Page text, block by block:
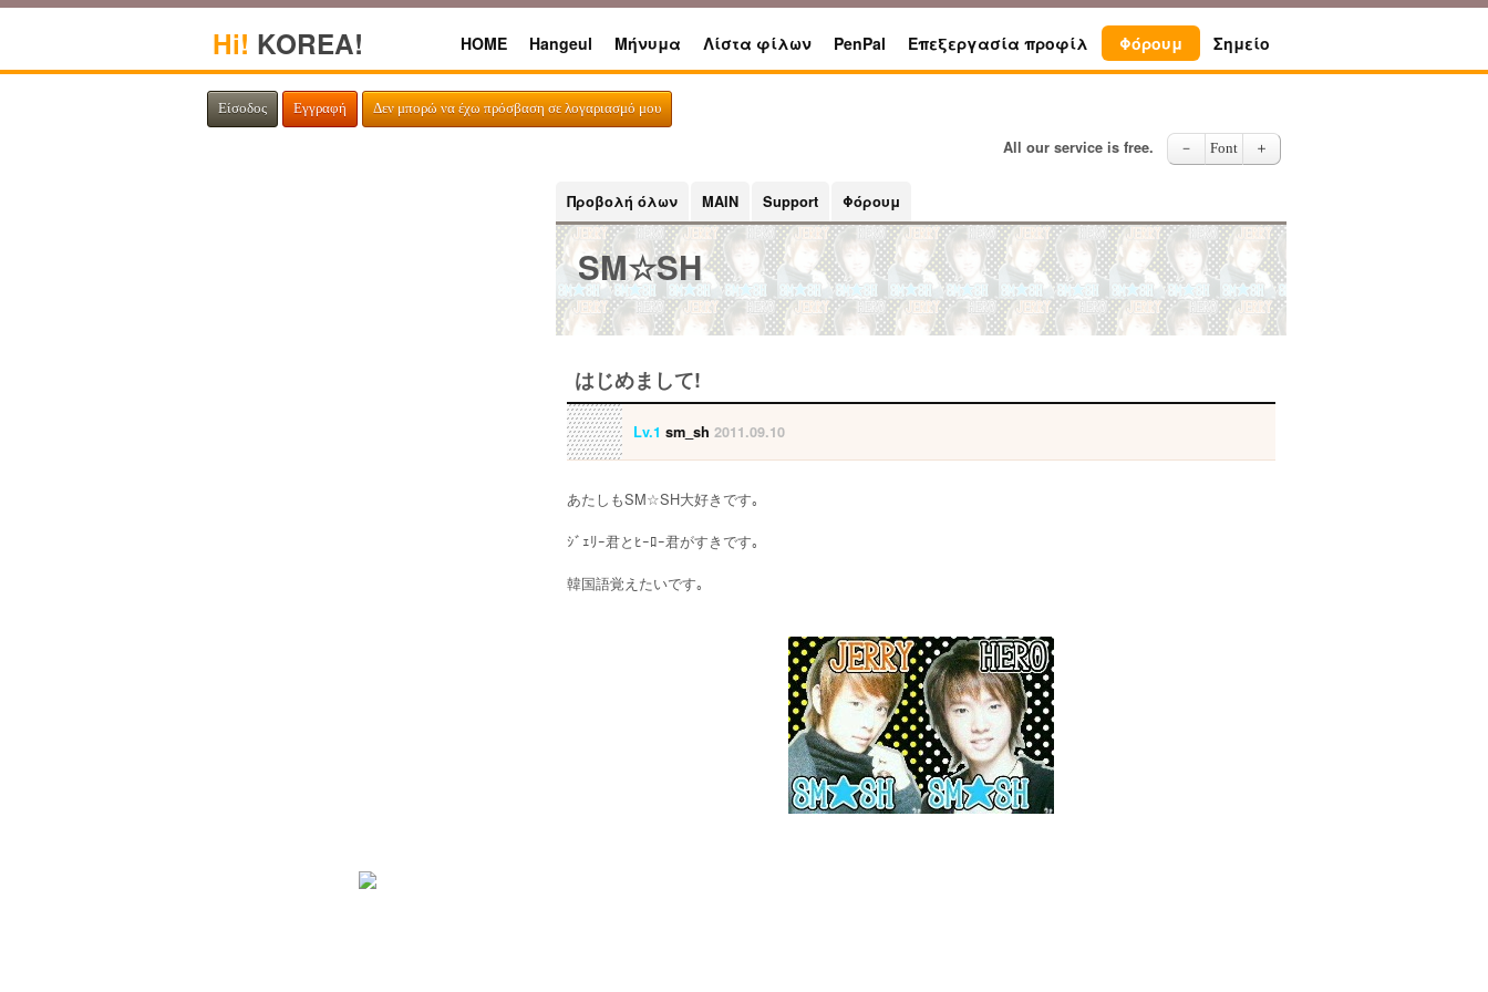
Hi! KOREA! HOME Hangeul Μήνυμα Λίστα φίλων PenPal Επεξεργασία προφίλ Φόρουμ Σημείο
Είσοδος Εγγραφή Δεν μπορώ να έχω πρόσβαση σε λογαριασμό μου
All our service is free. － Font ＋
Προβολή όλων MAIN Support Φόρουμ
SM☆SH
はじめまして!
Lv.1 sm_sh 2011.09.10
あたしもSM☆SH大好きです｡
ｼﾞｪﾘｰ君とﾋｰﾛｰ君がすきです｡
韓国語覚えたいです｡